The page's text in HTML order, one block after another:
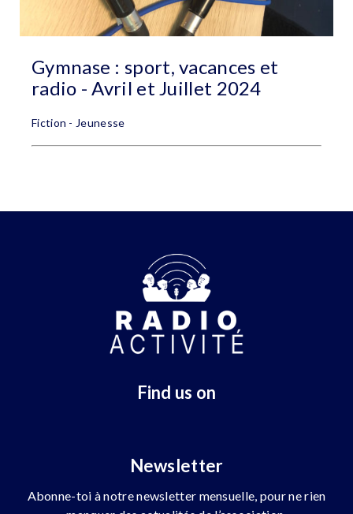
Gymnase : sport, vacances et
radio - Avril et Juillet 2024
Fiction - Jeunesse
Find us on
Newsletter
Abonne-toi à notre newsletter mensuelle, pour ne rien